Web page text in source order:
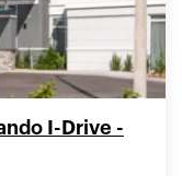
I-Drive -